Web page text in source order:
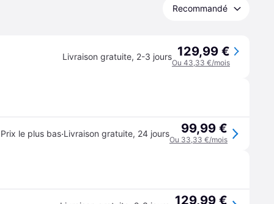
Recommandé
Livraison gratuite, 2-3 jours 129,99 €
Ou 43,33 €/mois
Prix le plus bas·Livraison gratuite, 24 jours 99,99 €
Ou 33,33 €/mois
129,99 €